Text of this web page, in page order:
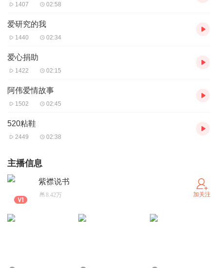
1407 02:58
爱研究的我
1440 02:34
爱心捐助
1422 02:15
阿伟爱情故事
1502 02:45
520粘鞋
2449 02:38
主播信息
紫襟说书
8.42万 加关注